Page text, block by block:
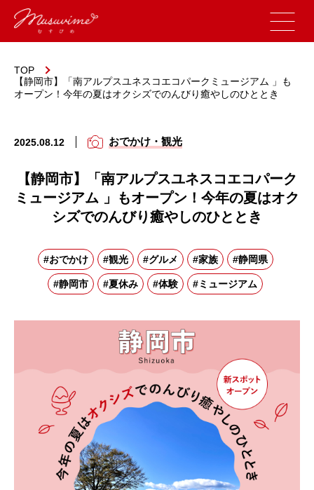
TOP
【静岡市】「南アルプスユネスコエコパークミュージアム 」も
オープン！今年の夏はオクシズでのんびり癒やしのひととき
2025.08.12 おでかけ・観光
【静岡市】「南アルプスユネスコエコパーク
ミュージアム 」もオープン！今年の夏はオク
シズでのんびり癒やしのひととき
#おでかけ #観光 #グルメ #家族 #静岡県
#静岡市 #夏休み #体験 #ミュージアム